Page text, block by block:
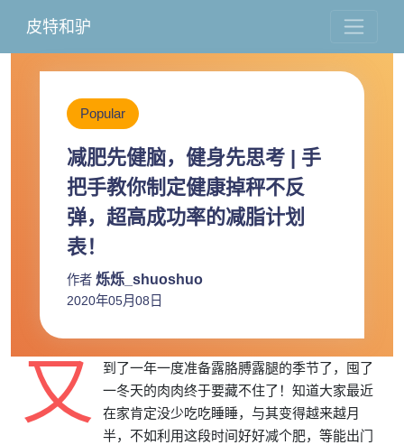
皮特和驴
Popular
减肥先健脑，健身先思考 | 手
把手教你制定健康掉秤不反
弹，超高成功率的减脂计划
表！
作者 烁烁_shuoshuo
2020年05月08日
又
到了一年一度准备露胳膊露腿的季节了，囤了
一冬天的肉肉终于要藏不住了！知道大家最近
在家肯定没少吃吃睡睡，与其变得越来越月
半，不如利用这段时间好好减个肥，等能出门